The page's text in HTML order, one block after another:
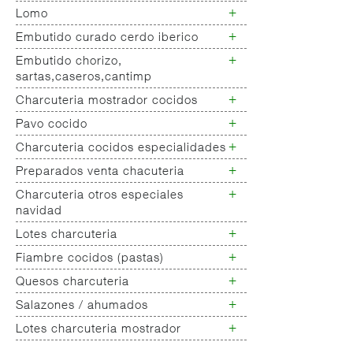
Jamon deshuesado ibérico
Jamon deshuesado cerdo blanco
Lomo +
Lomo cerdo ibérico
Lomo cerdo blanco
Embutido curado cerdo iberico +
Chorizo/salchichon iberico
Embutido chorizo,
sartas,caseros,cantimp
+
Chorizo cerdo blanco
Embutido
salchichones,salamis,longanizas
Embutido curado de pavo
Otros curados varios no
Charcuteria mostrador cocidos +
Jamon cocido- fiambre
Fiambres pollo
Pavo cocido +
Fiambres pavo
Charcuteria cocidos especialidades +
Charcuteria cocidos
especialidades
Preparados venta chacuteria +
Empanada peso charcuteria
Charcuteria otros especiales
navidad
+
Charcuteria
especialidades/navidad
Lotes charcuteria +
Lotes charcuteria
Fiambre cocidos (pastas) +
Chopped
Galantinas/ lunch
Mortadelas
Quesos charcuteria +
Queso fresco
Queso rulo de cabra
Queso barra vaca nacional,
Salazones / ahumados +
Salazones varios
Lotes charcuteria mostrador +